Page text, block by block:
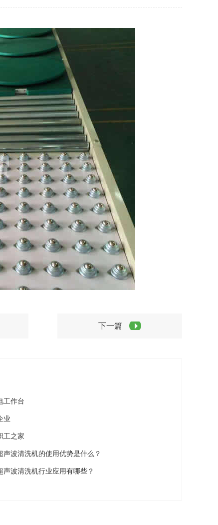
下一篇
工作台
业
工之家
声波清洗机的使用优势是什么？
声波清洗机行业应用有哪些？